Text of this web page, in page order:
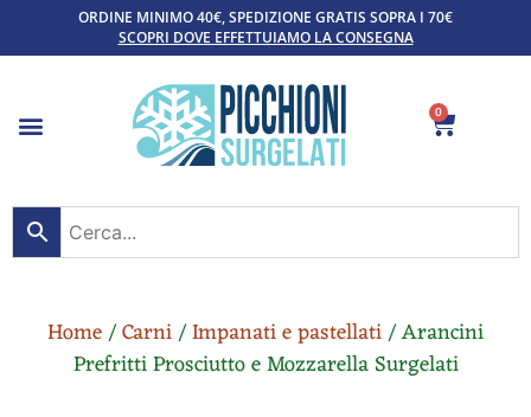
ORDINE MINIMO 40€, SPEDIZIONE GRATIS SOPRA I 70€
SCOPRI DOVE EFFETTUIAMO LA CONSEGNA
0
Home/Carni/Impanati e pastellati/ Arancini
Prefritti Prosciutto e Mozzarella Surgelati